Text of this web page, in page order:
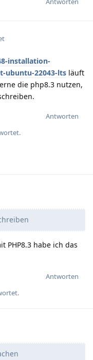
installation-
ubuntu-22043-lts läuft
die php8.3 nutzen,
Antworten
PHP8.3 habe ich das
Antworten